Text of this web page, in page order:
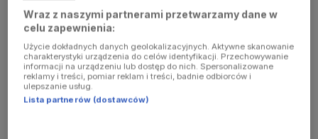
console for
more
information)
Wraz z naszymi partnerami przetwarzamy dane w
celu zapewnienia:
Użycie dokładnych danych geolokalizacyjnych. Aktywne skanowanie
charakterystyki urządzenia do celów identyfikacji. Przechowywanie
informacji na urządzeniu lub dostęp do nich. Spersonalizowane
reklamy i treści, pomiar reklam i treści, badnie odbiorców i
ulepszanie usług.
Lista partnerów (dostawców)